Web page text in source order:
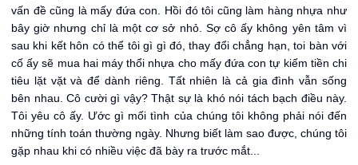
vấn đề cũng là mấy đứa con. Hồi đó tôi cũng làm hàng nhựa như
bây giờ nhưng chỉ là một cơ sở nhỏ. Sợ cô ấy không yên tâm vì
sau khi kết hôn có thể tôi gì gì đó, thay đổi chẳng hạn, toi bàn với
cố ấy sẽ mua hai máy thổi nhựa cho mấy đứa con tự kiếm tiền chi
tiêu lặt vặt và để dành riêng. Tất nhiên là cả gia đình vẫn sống
bên nhau. Cô cười gì vậy? Thật sự là khó nói tách bạch điều này.
Tôi yêu cô ấy. Ước gì mối tình của chúng tôi không phải nói đến
những tính toán thường ngày. Nhưng biết làm sao được, chúng tôi
gặp nhau khi có nhiều việc đã bày ra trước mắt...